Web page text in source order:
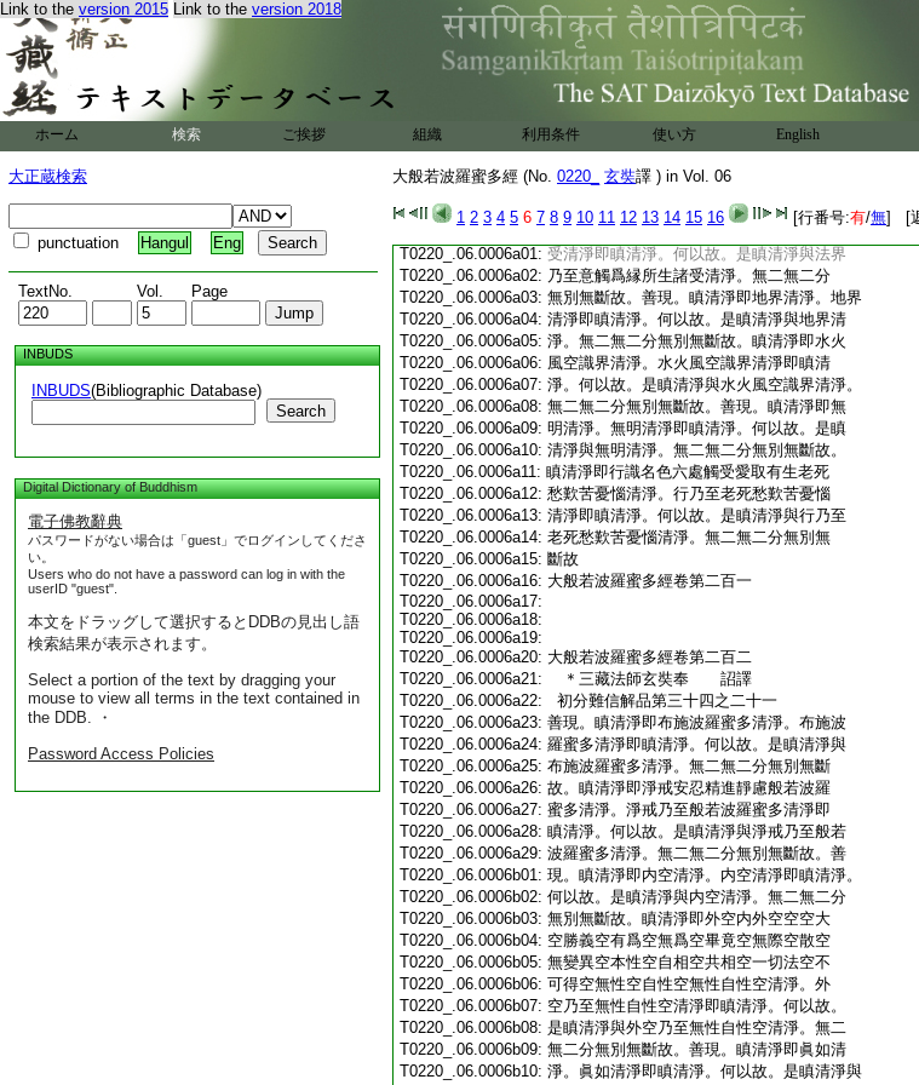
Link to the version 2015 Link to the version 2018
ホーム 検索 ご挨拶 組織 利用条件 使い方 English
大正蔵検索
punctuation Hangul Eng
TextNo. Vol. Page
INBUDS
INBUDS(Bibliographic Database)
Search
Digital Dictionary of Buddhism
電子佛教辭典
パスワードがない場合は「guest」でログインしてくださ
い。
Users who do not have a password can log in with the
userID "guest".
本文をドラッグして選択するとDDBの見出し語
検索結果が表示されます。
Select a portion of the text by dragging your
mouse to view all terms in the text contained in
the DDB. ・
Password Access Policies
大般若波羅蜜多經 (No. 0220_ 玄奘譯 ) in Vol. 06
1 2 3 4 5 6 7 8 9 10 11 12 13 14 15 16 [行番号:有/無] [
T0220_.06.0005c19:善現。瞋清淨即身界清淨。身界清淨即瞋清
T0220_.06.0005c20: 淨。何以故。是瞋清淨與身界清淨。無二無
T0220_.06.0005c21:二分無別無斷故。瞋清淨即觸界身識界及
T0220_.06.0005c22:
身觸身觸爲縁所生諸受清淨。觸界乃至身
觸爲縁所生諸受清淨即瞋清淨。何以故。是
T0220_.06.0005c24:瞋清淨與觸界乃至身觸爲縁所生諸受清
T0220_.06.0005c25:淨。無二無二分無別無斷故。善現。瞋清淨
T0220_.06.0005c26:
即意界清淨。意界清淨即瞋清淨。何以故。是
T0220_.06.0005c27:
瞋清淨與意界清淨。無二無二分無別無斷
T0220_.06.0005c28: 故。瞋清淨即法界意識界及意觸意觸爲縁
所生諸受清淨。法界乃至意觸爲縁所生諸
T0220_.06.0006a01: 受清淨即瞋清淨。何以故。是瞋清淨與法界
T0220_.06.0006a02: 乃至意觸爲縁所生諸受清淨。無二無二分
T0220_.06.0006a03: 無別無斷故。善現。瞋清淨即地界清淨。地界
T0220_.06.0006a04: 清淨即瞋清淨。何以故。是瞋清淨與地界清
T0220_.06.0006a05: 淨。無二無二分無別無斷故。瞋清淨即水火
T0220_.06.0006a06: 風空識界清淨。水火風空識界清淨即瞋清
T0220_.06.0006a07: 淨。何以故。是瞋清淨與水火風空識界清淨。
T0220_.06.0006a08: 無二無二分無別無斷故。善現。瞋清淨即無
T0220_.06.0006a09: 明清淨。無明清淨即瞋清淨。何以故。是瞋
T0220_.06.0006a10: 清淨與無明清淨。無二無二分無別無斷故。
T0220_.06.0006a11: 瞋清淨即行識名色六處觸受愛取有生老死
T0220_.06.0006a12: 愁歎苦憂惱清淨。行乃至老死愁歎苦憂惱
T0220_.06.0006a13: 清淨即瞋清淨。何以故。是瞋清淨與行乃至
T0220_.06.0006a14: 老死愁歎苦憂惱清淨。無二無二分無別無
T0220_.06.0006a15: 斷故
T0220_.06.0006a16: 大般若波羅蜜多經卷第二百一
T0220_.06.0006a17:
T0220_.06.0006a18:
T0220_.06.0006a19:
T0220_.06.0006a20: 大般若波羅蜜多經卷第二百二
T0220_.06.0006a21:
＊三藏法師玄奘奉 詔譯
T0220_.06.0006a22:
初分難信解品第三十四之二十一
T0220_.06.0006a23: 善現。瞋清淨即布施波羅蜜多清淨。布施波
T0220_.06.0006a24: 羅蜜多清淨即瞋清淨。何以故。是瞋清淨與
T0220_.06.0006a25: 布施波羅蜜多清淨。無二無二分無別無斷
T0220_.06.0006a26: 故。瞋清淨即淨戒安忍精進靜慮般若波羅
T0220_.06.0006a27: 蜜多清淨。淨戒乃至般若波羅蜜多清淨即
T0220_.06.0006a28: 瞋清淨。何以故。是瞋清淨與淨戒乃至般若
T0220_.06.0006a29: 波羅蜜多清淨。無二無二分無別無斷故。善
T0220_.06.0006b01: 現。瞋清淨即内空清淨。内空清淨即瞋清淨。
T0220_.06.0006b02: 何以故。是瞋清淨與内空清淨。無二無二分
T0220_.06.0006b03: 無別無斷故。瞋清淨即外空内外空空空大
T0220_.06.0006b04: 空勝義空有爲空無爲空畢竟空無際空散空
T0220_.06.0006b05: 無變異空本性空自相空共相空一切法空不
T0220_.06.0006b06: 可得空無性空自性空無性自性空清淨。外
T0220_.06.0006b07: 空乃至無性自性空清淨即瞋清淨。何以故。
T0220_.06.0006b08: 是瞋清淨與外空乃至無性自性空清淨。無二
T0220_.06.0006b09: 無二分無別無斷故。善現。瞋清淨即眞如清
T0220_.06.0006b10: 淨。眞如清淨即瞋清淨。何以故。是瞋清淨與